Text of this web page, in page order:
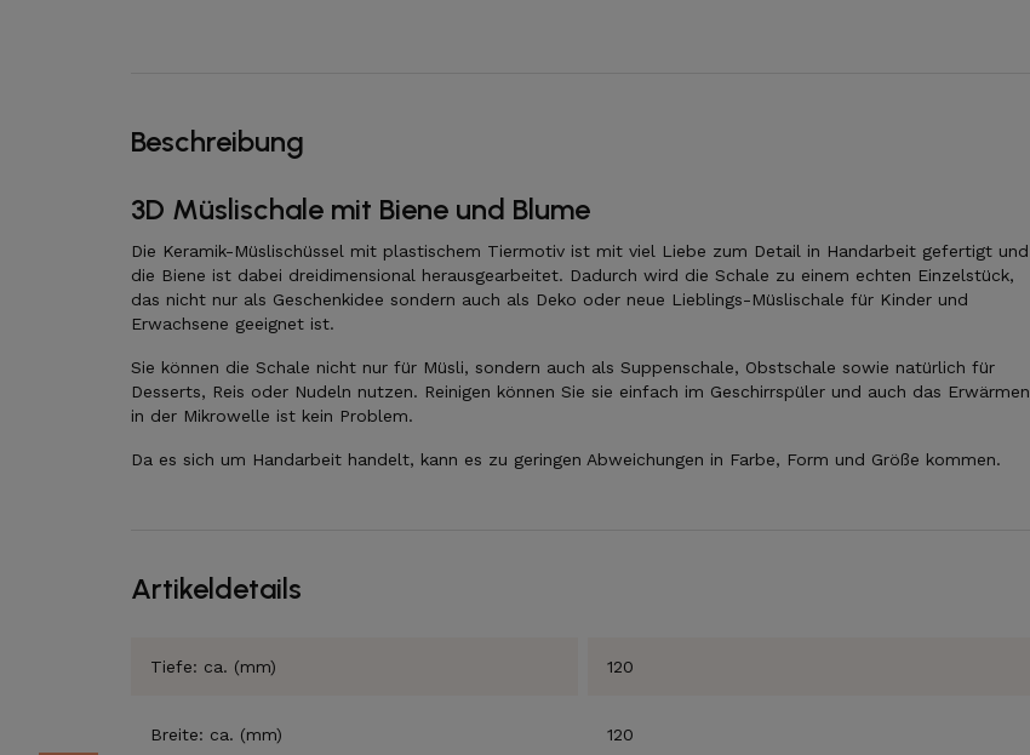
Beschreibung
3D Müslischale mit Biene und Blume
Die Keramik-Müslischüssel mit plastischem Tiermotiv ist mit viel Liebe zum Detail in Handarbeit gefertigt und
die Biene ist dabei dreidimensional herausgearbeitet. Dadurch wird die Schale zu einem echten Einzelstück,
das nicht nur als Geschenkidee sondern auch als Deko oder neue Lieblings-Müslischale für Kinder und
Erwachsene geeignet ist.
Sie können die Schale nicht nur für Müsli, sondern auch als Suppenschale, Obstschale sowie natürlich für
Desserts, Reis oder Nudeln nutzen. Reinigen können Sie sie einfach im Geschirrspüler und auch das Erwärmen
in der Mikrowelle ist kein Problem.
Da es sich um Handarbeit handelt, kann es zu geringen Abweichungen in Farbe, Form und Größe kommen.
Artikeldetails
Tiefe: ca. (mm) 120
Breite: ca. (mm) 120